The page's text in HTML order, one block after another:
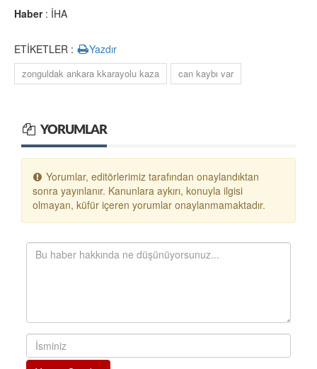
Haber: İHA
ETİKETLER : Yazdır
zonguldak ankara kkarayolu kaza can kaybı var
YORUMLAR
Yorumlar, editörlerimiz tarafından onaylandıktan
sonra yayınlanır. Kanunlara aykırı, konuyla ilgisi
olmayan, küfür içeren yorumlar onaylanmamaktadır.